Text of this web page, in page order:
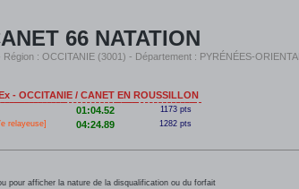
66 NATATION
: OCCITANIE (3001) - Département : PYRÉNÉES-
- OCCITANIE / CANET EN ROUSSILLON
01:04.52 1173 pts
relayeuse] 04:24.89 1282 pts
pour afficher la nature de la disqualification ou du forfait